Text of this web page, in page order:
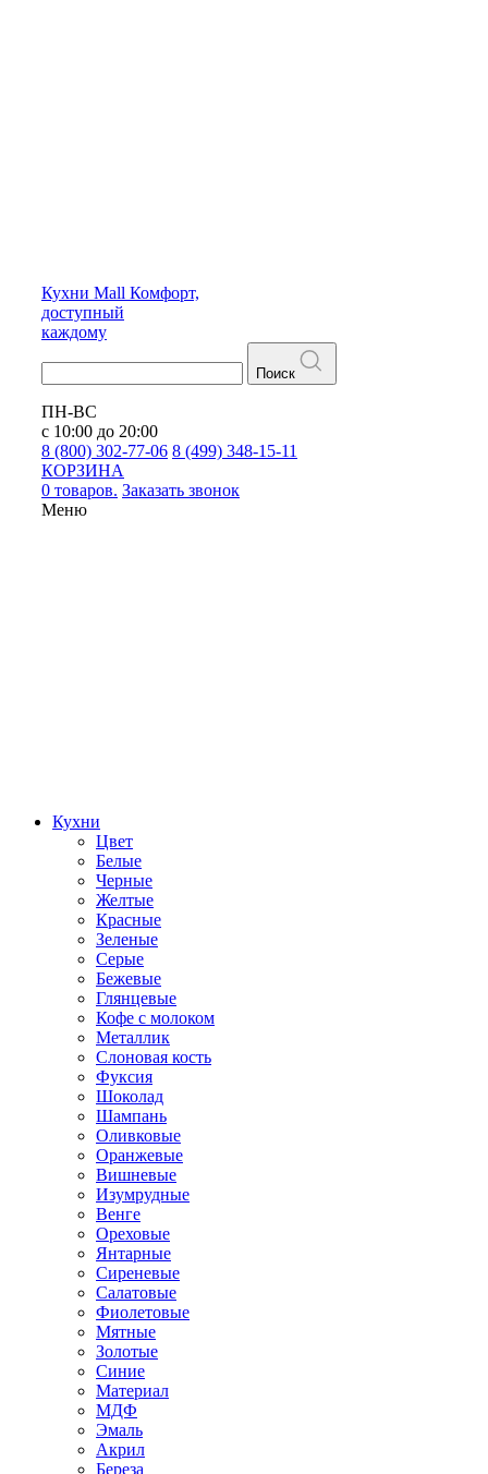
Кухни Mall Комфорт,
доступный
каждому
Поиск
ПН-ВС
с 10:00 до 20:00
8 (800) 302-77-06 8 (499) 348-15-11
КОРЗИНА
0 товаров. Заказать звонок
Меню
Кухни
Цвет
Белые
Черные
Желтые
Красные
Зеленые
Серые
Бежевые
Глянцевые
Кофе с молоком
Металлик
Слоновая кость
Фуксия
Шоколад
Шампань
Оливковые
Оранжевые
Вишневые
Изумрудные
Венге
Ореховые
Янтарные
Сиреневые
Салатовые
Фиолетовые
Мятные
Золотые
Синие
Материал
МДФ
Эмаль
Акрил
Береза